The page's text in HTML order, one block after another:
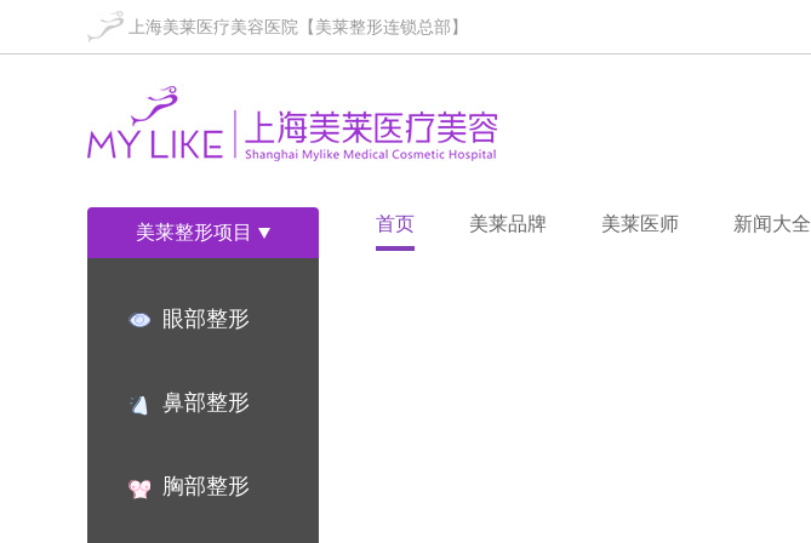
上海美莱医疗美容医院【美莱整形连锁总部】
美莱整形项目
眼部整形
鼻部整形
胸部整形
首页 美莱品牌 美莱医师 新闻大全